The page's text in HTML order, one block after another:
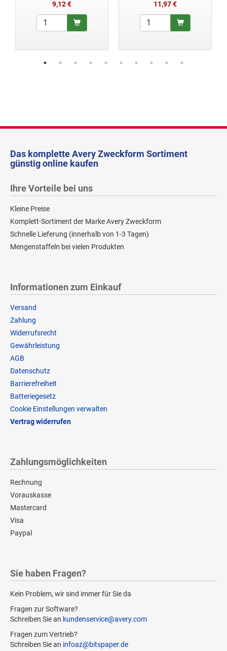
9,12 €
11,97 €
Das komplette Avery Zweckform Sortiment
günstig online kaufen
Ihre Vorteile bei uns
Kleine Preise
Komplett-Sortiment der Marke Avery Zweckform
Schnelle Lieferung (innerhalb von 1-3 Tagen)
Mengenstaffeln bei vielen Produkten
Informationen zum Einkauf
Versand
Zahlung
Widerrufsrecht
Gewährleistung
AGB
Datenschutz
Barrierefreiheit
Batteriegesetz
Cookie Einstellungen verwalten
Vertrag widerrufen
Zahlungsmöglichkeiten
Rechnung
Vorauskasse
Mastercard
Visa
Paypal
Sie haben Fragen?
Kein Problem, wir sind immer für Sie da
Fragen zur Software?
Schreiben Sie an kundenservice@avery.com
Fragen zum Vertrieb?
Schreiben Sie an infoaz@bitspaper.de